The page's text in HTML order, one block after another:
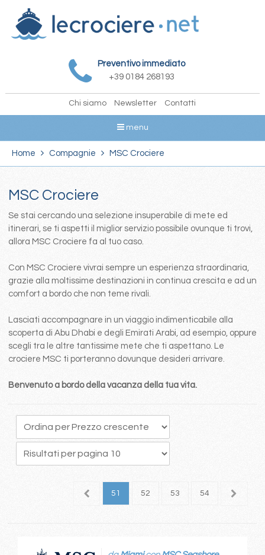
Preventivo immediato
+39 0184 268193
Chi siamo Newsletter Contatti
menu
Home Compagnie MSC Crociere
MSC Crociere
Se stai cercando una selezione insuperabile di mete ed
itinerari, se ti aspetti il miglior servizio possibile ovunque ti trovi,
allora MSC Crociere fa al tuo caso.
Con MSC Crociere vivrai sempre un esperienza straordinaria,
grazie alla moltissime destinazioni in continua crescita e ad un
comfort a bordo che non teme rivali.
Lasciati accompagnare in un viaggio indimenticabile alla
scoperta di Abu Dhabi e degli Emirati Arabi, ad esempio, oppure
scegli tra le altre tantissime mete che ti aspettano. Le
crociere MSC ti porteranno dovunque desideri arrivare.
Benvenuto a bordo della vacanza della tua vita.
50 51 52 53 54 55